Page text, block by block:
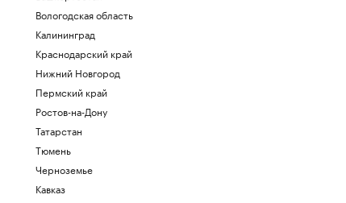
Вологодская область
Калининград
Краснодарский край
Нижний Новгород
Пермский край
Ростов-на-Дону
Татарстан
Тюмень
Черноземье
Кавказ